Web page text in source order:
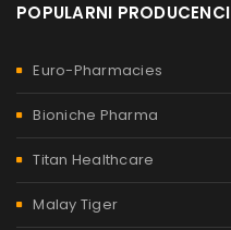
POPULARNI PRODUCENCI
Euro-Pharmacies
Bioniche Pharma
Titan Healthcare
Malay Tiger